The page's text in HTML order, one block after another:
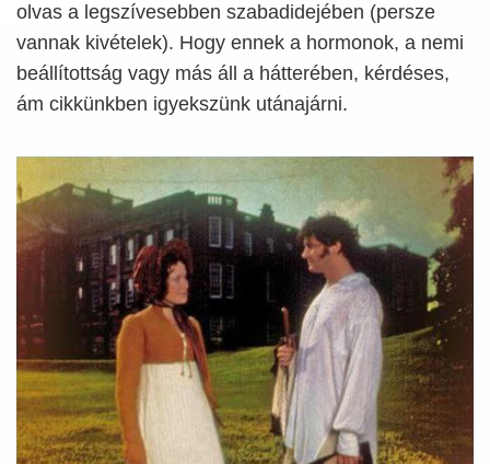
olvas a legszívesebben szabadidejében (persze
vannak kivételek). Hogy ennek a hormonok, a nemi
beállítottság vagy más áll a hátterében, kérdéses,
ám cikkünkben igyekszünk utánajárni.